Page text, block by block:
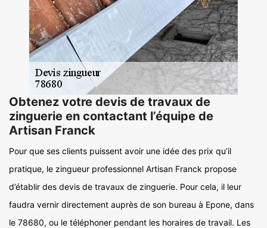
Obtenez votre devis de travaux de
zinguerie en contactant l’équipe de
Artisan Franck
Pour que ses clients puissent avoir une idée des prix qu’il
pratique, le zingueur professionnel Artisan Franck propose
d’établir des devis de travaux de zinguerie. Pour cela, il leur
faudra vernir directement auprès de son bureau à Epone, dans
le 78680, ou le téléphoner pendant les horaires de travail. Les